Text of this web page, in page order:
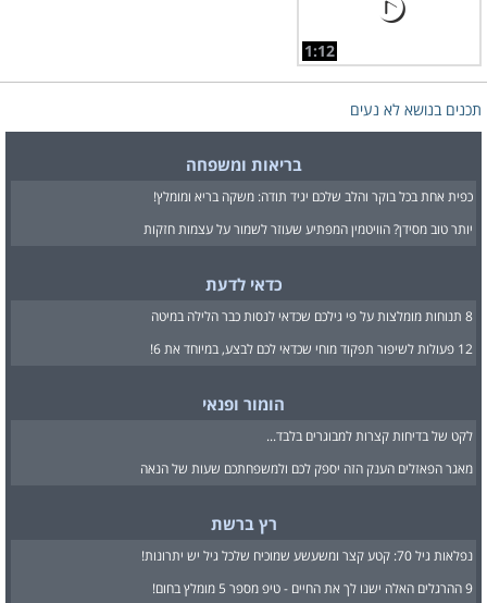
1:12
תכנים בנושא לא נעים
בריאות ומשפחה
כפית אחת בכל בוקר והלב שלכם יגיד תודה: משקה בריא ומומלץ!
יותר טוב מסידן? הוויטמין המפתיע שעוזר לשמור על עצמות חזקות
כדאי לדעת
8 תנוחות מומלצות על פי גילכם שכדאי לנסות כבר הלילה במיטה
12 פעולות לשיפור תפקוד מוחי שכדאי לכם לבצע, במיוחד את 6!
הומור ופנאי
לקט של בדיחות קצרות למבוגרים בלבד...
מאגר הפאזלים הענק הזה יספק לכם ולמשפחתכם שעות של הנאה
רץ ברשת
נפלאות גיל 70: קטע קצר ומשעשע שמוכיח שלכל גיל יש יתרונות!
9 ההרגלים האלה ישנו לך את החיים - טיפ מספר 5 מומלץ בחום!